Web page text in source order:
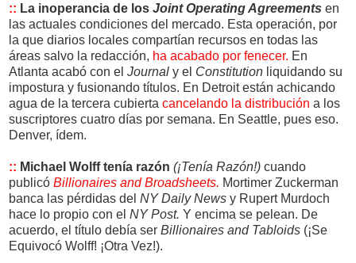
:: La inoperancia de los Joint Operating Agreements en
las actuales condiciones del mercado. Esta operación, por
la que diarios locales compartían recursos en todas las
áreas salvo la redacción, ha acabado por fenecer. En
Atlanta acabó con el Journal y el Constitution liquidando su
impostura y fusionando títulos. En Detroit están achicando
agua de la tercera cubierta cancelando la distribución a los
suscriptores cuatro días por semana. En Seattle, pues eso.
Denver, ídem.
:: Michael Wolff tenía razón (¡Tenía Razón!) cuando
publicó Billionaires and Broadsheets. Mortimer Zuckerman
banca las pérdidas del NY Daily News y Rupert Murdoch
hace lo propio con el NY Post. Y encima se pelean. De
acuerdo, el título debía ser Billionaires and Tabloids (¡Se
Equivocó Wolff! ¡Otra Vez!).